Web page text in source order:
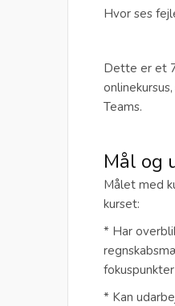
Hvor ses
Dette er et
Teams.
Mål og
Målet med
kurset:
* Har
fokuspunkter
* Kan